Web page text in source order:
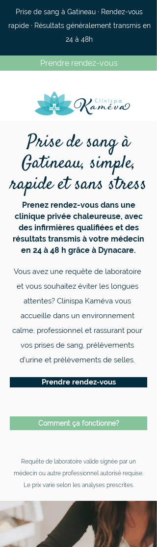
Prise de sang à Gatineau · Rendez-vous
rapide · Résultats généralement transmis en
24 à 48h
Prendre rendez-vous
Prise de sang à
Gatineau, simple,
rapide et sans stress
Prenez rendez-vous dans une
clinique privée chaleureuse, avec
des infirmières qualifiées et des
résultats transmis à votre médecin
en 24 à 48 h grâce à Dynacare.
Vous avez une requête de laboratoire
et vous souhaitez éviter les longues
attentes? Clinispa Kaméva vous
accueille dans un environnement
calme, professionnel et rassurant pour
vos prises de sang, prélèvements
d’urine et prélèvements de selles.
Prendre rendez-vous
Comment ça fonctionne?
Requête de laboratoire valide signée par un
médecin ou autre professionnel autorisé requise.
Le prix varie selon les analyses prescrites.